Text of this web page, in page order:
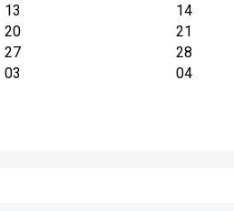
13 14
20 21
27 28
03 04